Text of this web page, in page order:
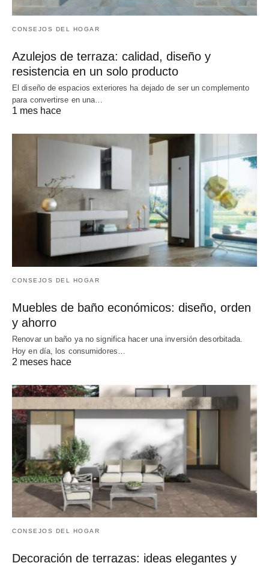
CONSEJOS DEL HOGAR
Azulejos de terraza: calidad, diseño y
resistencia en un solo producto
El diseño de espacios exteriores ha dejado de ser un complemento
para convertirse en una…
1 mes hace
CONSEJOS DEL HOGAR
Muebles de baño económicos: diseño, orden
y ahorro
Renovar un baño ya no significa hacer una inversión desorbitada.
Hoy en día, los consumidores…
2 meses hace
CONSEJOS DEL HOGAR
Decoración de terrazas: ideas elegantes y